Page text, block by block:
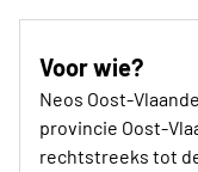
Voor wie?
Neos Oost-
provincie Oost-
rechtstreeks tot